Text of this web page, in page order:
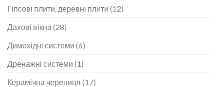
Гіпсові плити, деревні плити (12)
Дахові вікна (28)
Димохідні системи (6)
Дренажні системи (1)
Керамічна черепиця (17)